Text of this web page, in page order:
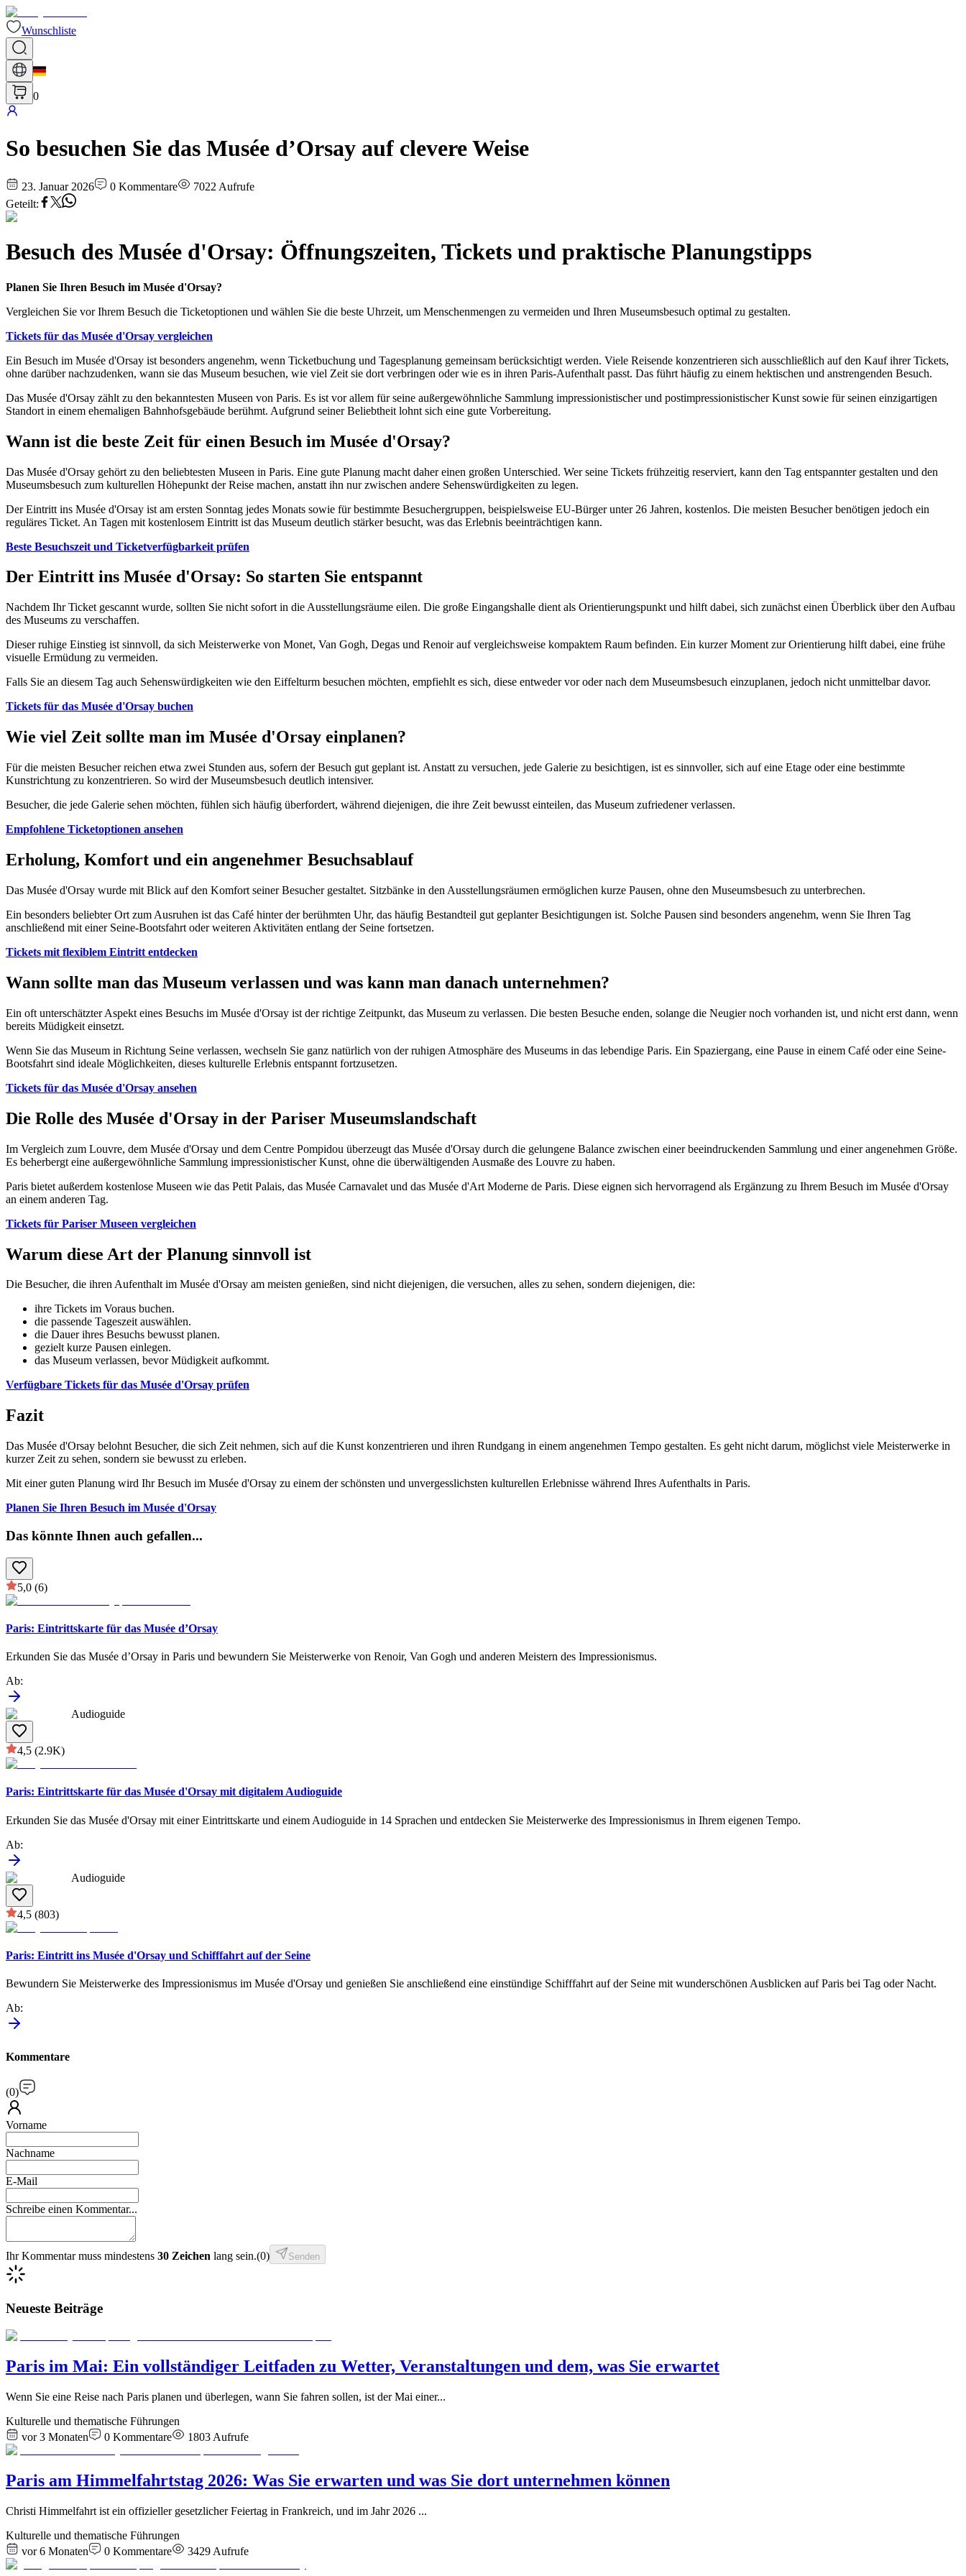
Wunschliste
0
So besuchen Sie das Musée d’Orsay auf clevere Weise
23. Januar 2026 0 Kommentare 7022 Aufrufe
Geteilt:
Besuch des Musée d'Orsay: Öffnungszeiten, Tickets und praktische Planungstipps
Planen Sie Ihren Besuch im Musée d'Orsay?
Vergleichen Sie vor Ihrem Besuch die Ticketoptionen und wählen Sie die beste Uhrzeit, um Menschenmengen zu vermeiden und Ihren Museumsbesuch optimal zu gestalten.
Tickets für das Musée d'Orsay vergleichen
Ein Besuch im Musée d'Orsay ist besonders angenehm, wenn Ticketbuchung und Tagesplanung gemeinsam berücksichtigt werden. Viele Reisende konzentrieren sich ausschließlich auf den Kauf ihrer Tickets,
ohne darüber nachzudenken, wann sie das Museum besuchen, wie viel Zeit sie dort verbringen oder wie es in ihren Paris-Aufenthalt passt. Das führt häufig zu einem hektischen und anstrengenden Besuch.
Das Musée d'Orsay zählt zu den bekanntesten Museen von Paris. Es ist vor allem für seine außergewöhnliche Sammlung impressionistischer und postimpressionistischer Kunst sowie für seinen einzigartigen
Standort in einem ehemaligen Bahnhofsgebäude berühmt. Aufgrund seiner Beliebtheit lohnt sich eine gute Vorbereitung.
Wann ist die beste Zeit für einen Besuch im Musée d'Orsay?
Das Musée d'Orsay gehört zu den beliebtesten Museen in Paris. Eine gute Planung macht daher einen großen Unterschied. Wer seine Tickets frühzeitig reserviert, kann den Tag entspannter gestalten und den
Museumsbesuch zum kulturellen Höhepunkt der Reise machen, anstatt ihn nur zwischen andere Sehenswürdigkeiten zu legen.
Der Eintritt ins Musée d'Orsay ist am ersten Sonntag jedes Monats sowie für bestimmte Besuchergruppen, beispielsweise EU-Bürger unter 26 Jahren, kostenlos. Die meisten Besucher benötigen jedoch ein
reguläres Ticket. An Tagen mit kostenlosem Eintritt ist das Museum deutlich stärker besucht, was das Erlebnis beeinträchtigen kann.
Beste Besuchszeit und Ticketverfügbarkeit prüfen
Der Eintritt ins Musée d'Orsay: So starten Sie entspannt
Nachdem Ihr Ticket gescannt wurde, sollten Sie nicht sofort in die Ausstellungsräume eilen. Die große Eingangshalle dient als Orientierungspunkt und hilft dabei, sich zunächst einen Überblick über den Aufbau
des Museums zu verschaffen.
Dieser ruhige Einstieg ist sinnvoll, da sich Meisterwerke von Monet, Van Gogh, Degas und Renoir auf vergleichsweise kompaktem Raum befinden. Ein kurzer Moment zur Orientierung hilft dabei, eine frühe
visuelle Ermüdung zu vermeiden.
Falls Sie an diesem Tag auch Sehenswürdigkeiten wie den Eiffelturm besuchen möchten, empfiehlt es sich, diese entweder vor oder nach dem Museumsbesuch einzuplanen, jedoch nicht unmittelbar davor.
Tickets für das Musée d'Orsay buchen
Wie viel Zeit sollte man im Musée d'Orsay einplanen?
Für die meisten Besucher reichen etwa zwei Stunden aus, sofern der Besuch gut geplant ist. Anstatt zu versuchen, jede Galerie zu besichtigen, ist es sinnvoller, sich auf eine Etage oder eine bestimmte
Kunstrichtung zu konzentrieren. So wird der Museumsbesuch deutlich intensiver.
Besucher, die jede Galerie sehen möchten, fühlen sich häufig überfordert, während diejenigen, die ihre Zeit bewusst einteilen, das Museum zufriedener verlassen.
Empfohlene Ticketoptionen ansehen
Erholung, Komfort und ein angenehmer Besuchsablauf
Das Musée d'Orsay wurde mit Blick auf den Komfort seiner Besucher gestaltet. Sitzbänke in den Ausstellungsräumen ermöglichen kurze Pausen, ohne den Museumsbesuch zu unterbrechen.
Ein besonders beliebter Ort zum Ausruhen ist das Café hinter der berühmten Uhr, das häufig Bestandteil gut geplanter Besichtigungen ist. Solche Pausen sind besonders angenehm, wenn Sie Ihren Tag
anschließend mit einer Seine-Bootsfahrt oder weiteren Aktivitäten entlang der Seine fortsetzen.
Tickets mit flexiblem Eintritt entdecken
Wann sollte man das Museum verlassen und was kann man danach unternehmen?
Ein oft unterschätzter Aspekt eines Besuchs im Musée d'Orsay ist der richtige Zeitpunkt, das Museum zu verlassen. Die besten Besuche enden, solange die Neugier noch vorhanden ist, und nicht erst dann, wenn
bereits Müdigkeit einsetzt.
Wenn Sie das Museum in Richtung Seine verlassen, wechseln Sie ganz natürlich von der ruhigen Atmosphäre des Museums in das lebendige Paris. Ein Spaziergang, eine Pause in einem Café oder eine Seine-
Bootsfahrt sind ideale Möglichkeiten, dieses kulturelle Erlebnis entspannt fortzusetzen.
Tickets für das Musée d'Orsay ansehen
Die Rolle des Musée d'Orsay in der Pariser Museumslandschaft
Im Vergleich zum Louvre, dem Musée d'Orsay und dem Centre Pompidou überzeugt das Musée d'Orsay durch die gelungene Balance zwischen einer beeindruckenden Sammlung und einer angenehmen Größe.
Es beherbergt eine außergewöhnliche Sammlung impressionistischer Kunst, ohne die überwältigenden Ausmaße des Louvre zu haben.
Paris bietet außerdem kostenlose Museen wie das Petit Palais, das Musée Carnavalet und das Musée d'Art Moderne de Paris. Diese eignen sich hervorragend als Ergänzung zu Ihrem Besuch im Musée d'Orsay
an einem anderen Tag.
Tickets für Pariser Museen vergleichen
Warum diese Art der Planung sinnvoll ist
Die Besucher, die ihren Aufenthalt im Musée d'Orsay am meisten genießen, sind nicht diejenigen, die versuchen, alles zu sehen, sondern diejenigen, die:
ihre Tickets im Voraus buchen.
die passende Tageszeit auswählen.
die Dauer ihres Besuchs bewusst planen.
gezielt kurze Pausen einlegen.
das Museum verlassen, bevor Müdigkeit aufkommt.
Verfügbare Tickets für das Musée d'Orsay prüfen
Fazit
Das Musée d'Orsay belohnt Besucher, die sich Zeit nehmen, sich auf die Kunst konzentrieren und ihren Rundgang in einem angenehmen Tempo gestalten. Es geht nicht darum, möglichst viele Meisterwerke in
kurzer Zeit zu sehen, sondern sie bewusst zu erleben.
Mit einer guten Planung wird Ihr Besuch im Musée d'Orsay zu einem der schönsten und unvergesslichsten kulturellen Erlebnisse während Ihres Aufenthalts in Paris.
Planen Sie Ihren Besuch im Musée d'Orsay
Das könnte Ihnen auch gefallen...
5,0 (6)
Paris: Eintrittskarte für das Musée d’Orsay
Erkunden Sie das Musée d’Orsay in Paris und bewundern Sie Meisterwerke von Renoir, Van Gogh und anderen Meistern des Impressionismus.
Ab:
Audioguide
4,5 (2.9K)
Paris: Eintrittskarte für das Musée d'Orsay mit digitalem Audioguide
Erkunden Sie das Musée d'Orsay mit einer Eintrittskarte und einem Audioguide in 14 Sprachen und entdecken Sie Meisterwerke des Impressionismus in Ihrem eigenen Tempo.
Ab:
Audioguide
4,5 (803)
Paris: Eintritt ins Musée d'Orsay und Schifffahrt auf der Seine
Bewundern Sie Meisterwerke des Impressionismus im Musée d'Orsay und genießen Sie anschließend eine einstündige Schifffahrt auf der Seine mit wunderschönen Ausblicken auf Paris bei Tag oder Nacht.
Ab:
Kommentare
(0)
Vorname
Nachname
E-Mail
Schreibe einen Kommentar...
Ihr Kommentar muss mindestens 30 Zeichen lang sein.(0) Senden
Neueste Beiträge
Paris im Mai: Ein vollständiger Leitfaden zu Wetter, Veranstaltungen und dem, was Sie erwartet
Wenn Sie eine Reise nach Paris planen und überlegen, wann Sie fahren sollen, ist der Mai einer...
Kulturelle und thematische Führungen
vor 3 Monaten
0 Kommentare 1803 Aufrufe
Paris am Himmelfahrtstag 2026: Was Sie erwarten und was Sie dort unternehmen können
Christi Himmelfahrt ist ein offizieller gesetzlicher Feiertag in Frankreich, und im Jahr 2026 ...
Kulturelle und thematische Führungen
vor 6 Monaten
0 Kommentare 3429 Aufrufe